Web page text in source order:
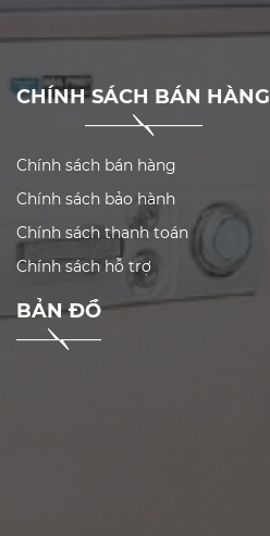
CHÍNH SÁCH BÁN HÀNG
Chính sách bán hàng
Chính sách bảo hành
Chính sách thanh toán
Chính sách hỗ trợ
BẢN ĐỒ